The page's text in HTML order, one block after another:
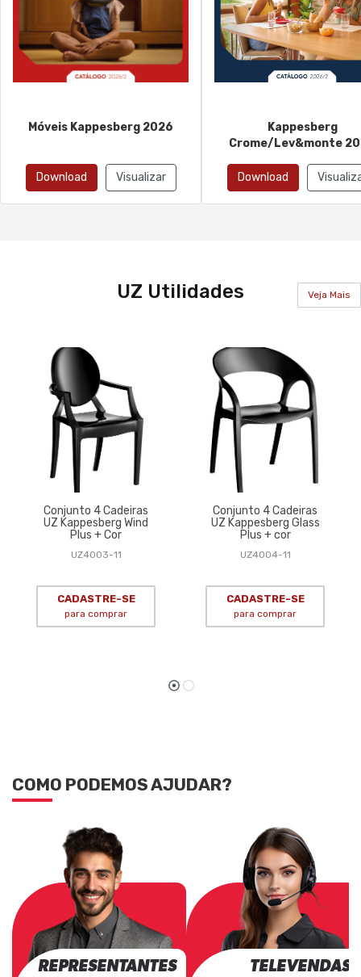
Móveis Kappesberg 2026
Download Visualizar
Kappesberg
Crome/Lev&monte
Download
UZ Utilidades Veja Mais
Conjunto 4 Cadeiras
UZ Kappesberg Wind
Plus + Cor
UZ4003-11
CADASTRE-SE
para comprar
Conjunto 4 Cadeiras
UZ Kappesberg Glass
Plus + cor
UZ4004-11
CADASTRE-SE
para comprar
COMO PODEMOS AJUDAR?
REPRESENTANTES TELEVENDAS